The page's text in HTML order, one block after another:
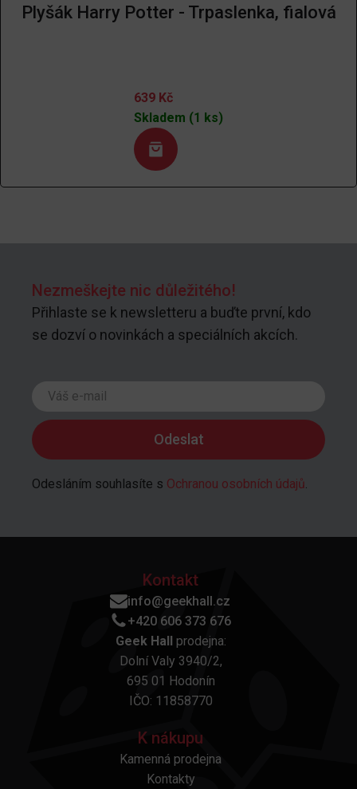
Plyšák Harry Potter - Trpaslenka, fialová
639 Kč
Skladem (1 ks)
Nezmeškejte nic důležitého!
Přihlaste se k newsletteru a buďte první, kdo
se dozví o novinkách a speciálních akcích.
Odesláním souhlasíte s Ochranou osobních údajů
Kontakt
info@geekhall.cz
+420 606 373 676
Geek Hall prodejna:
Dolní Valy 3940/2,
695 01 Hodonín
IČO: 11858770
K nákupu
Kamenná prodejna
Kontakty